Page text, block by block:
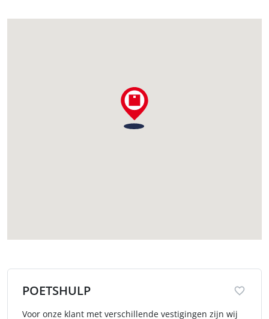
POETSHULP
Voor onze klant met verschillende vestigingen zijn wij